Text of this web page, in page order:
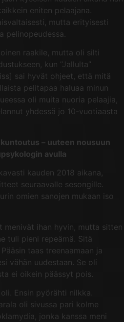
eniten pelaajana.
mutta erityisesti
pelinopeudessa.
raakile, mutta oli silti
kun ”Jallulta”
sai hyvät ohjeet, että mitä
pelitapaa haluaa minun
oli muita nuoria pelaajia,
yhdessä jo 10-vuotiaasta
– uuteen nousuun
avulla
kauden 2018 aikana,
seuraavalle sesongille.
omien sanojen mukaan iso
menivät ihan hyvin, mutta sitten
tuli pieni repeämä. Sitä
taas treenaamaan ja
vähän uudestaan. Se oli
ei oikein päässyt pois.
Ensin pyörähti nilkka.
oli sivussa pari kolme
jonka kanssa meni